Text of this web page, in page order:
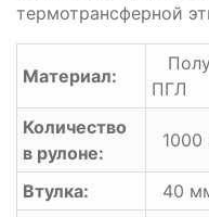
термотрансферной
Материал:
ПГЛ
Количество
в рулоне:
1000
Втулка:
40